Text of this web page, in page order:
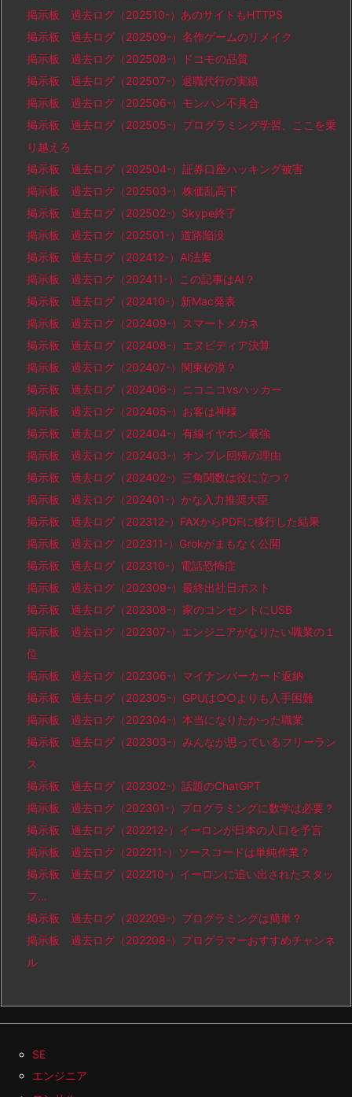
掲示板 過去ログ（202510-）あのサイトもHTTPS
掲示板 過去ログ（202509-）名作ゲームのリメイク
掲示板 過去ログ（202508-）ドコモの品質
掲示板 過去ログ（202507-）退職代行の実績
掲示板 過去ログ（202506-）モンハン不具合
掲示板 過去ログ（202505-）プログラミング学習、ここを乗
り越えろ
掲示板 過去ログ（202504-）証券口座ハッキング被害
掲示板 過去ログ（202503-）株価乱高下
掲示板 過去ログ（202502-）Skype終了
掲示板 過去ログ（202501-）道路陥没
掲示板 過去ログ（202412-）AI法案
掲示板 過去ログ（202411-）この記事はAI？
掲示板 過去ログ（202410-）新Mac発表
掲示板 過去ログ（202409-）スマートメガネ
掲示板 過去ログ（202408-）エヌビディア決算
掲示板 過去ログ（202407-）関東砂漠？
掲示板 過去ログ（202406-）ニコニコvsハッカー
掲示板 過去ログ（202405-）お客は神様
掲示板 過去ログ（202404-）有線イヤホン最強
掲示板 過去ログ（202403-）オンプレ回帰の理由
掲示板 過去ログ（202402-）三角関数は役に立つ？
掲示板 過去ログ（202401-）かな入力推奨大臣
掲示板 過去ログ（202312-）FAXからPDFに移行した結果
掲示板 過去ログ（202311-）Grokがまもなく公開
掲示板 過去ログ（202310-）電話恐怖症
掲示板 過去ログ（202309-）最終出社日ポスト
掲示板 過去ログ（202308-）家のコンセントにUSB
掲示板 過去ログ（202307-）エンジニアがなりたい職業の１
位
掲示板 過去ログ（202306-）マイナンバーカード返納
掲示板 過去ログ（202305-）GPUは○○よりも入手困難
掲示板 過去ログ（202304-）本当になりたかった職業
掲示板 過去ログ（202303-）みんなが思っているフリーラン
ス
掲示板 過去ログ（202302-）話題のChatGPT
掲示板 過去ログ（202301-）プログラミングに数学は必要？
掲示板 過去ログ（202212-）イーロンが日本の人口を予言
掲示板 過去ログ（202211-）ソースコードは単純作業？
掲示板 過去ログ（202210-）イーロンに追い出されたスタッ
フ…
掲示板 過去ログ（202209-）プログラミングは簡単？
掲示板 過去ログ（202208-）プログラマーおすすめチャンネ
ル
SE
エンジニア